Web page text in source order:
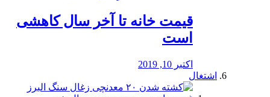
قیمت خانه تا آخر سال کاهشی
است
اکتبر 10, 2019
اشتغال